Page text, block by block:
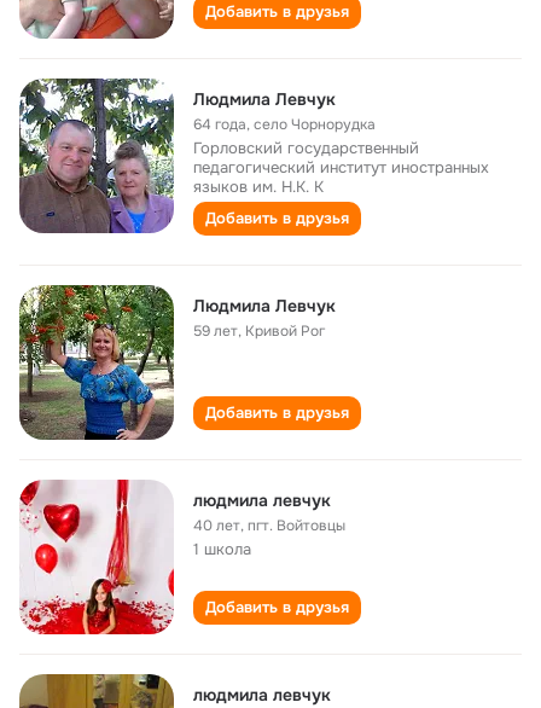
Добавить в друзья
Людмила Левчук
64 года,село Чорнорудка
Горловский государственный
педагогический институт иностранных
языков им. Н.К. К
Добавить в друзья
Людмила Левчук
59 лет, Кривой Рог
Добавить в друзья
людмила левчук
40 лет,пгт. Войтовцы
1 школа
Добавить в друзья
людмила левчук